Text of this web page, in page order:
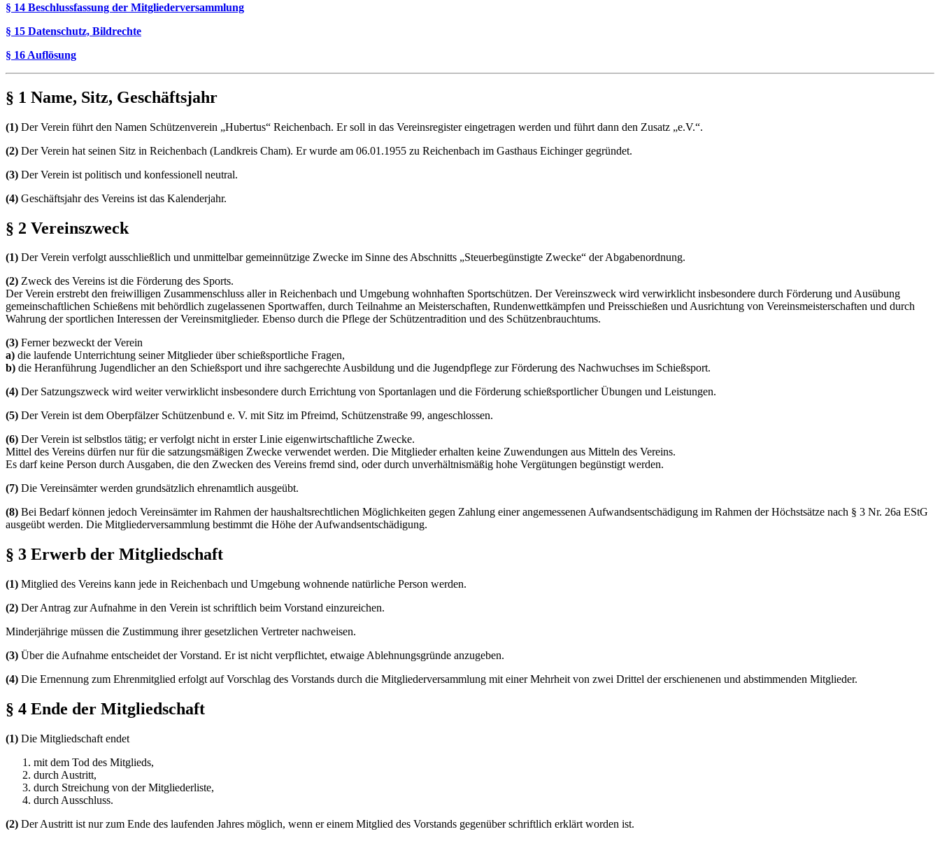
§ 14 Beschlussfassung der Mitgliederversammlung
§ 15 Datenschutz, Bildrechte
§ 16 Auflösung
§ 1 Name, Sitz, Geschäftsjahr
(1) Der Verein führt den Namen Schützenverein „Hubertus“ Reichenbach. Er soll in das Vereinsregister eingetragen werden und führt dann den Zusatz „e.V.“.
(2) Der Verein hat seinen Sitz in Reichenbach (Landkreis Cham). Er wurde am 06.01.1955 zu Reichenbach im Gasthaus Eichinger gegründet.
(3) Der Verein ist politisch und konfessionell neutral.
(4) Geschäftsjahr des Vereins ist das Kalenderjahr.
§ 2 Vereinszweck
(1) Der Verein verfolgt ausschließlich und unmittelbar gemeinnützige Zwecke im Sinne des Abschnitts „Steuerbegünstigte Zwecke“ der Abgabenordnung.
(2) Zweck des Vereins ist die Förderung des Sports.
Der Verein erstrebt den freiwilligen Zusammenschluss aller in Reichenbach und Umgebung wohnhaften Sportschützen. Der Vereinszweck wird verwirklicht insbesondere durch Förderung und Ausübung
gemeinschaftlichen Schießens mit behördlich zugelassenen Sportwaffen, durch Teilnahme an Meisterschaften, Rundenwettkämpfen und Preisschießen und Ausrichtung von Vereinsmeisterschaften und durch
Wahrung der sportlichen Interessen der Vereinsmitglieder. Ebenso durch die Pflege der Schützentradition und des Schützenbrauchtums.
(3) Ferner bezweckt der Verein
a) die laufende Unterrichtung seiner Mitglieder über schießsportliche Fragen,
b) die Heranführung Jugendlicher an den Schießsport und ihre sachgerechte Ausbildung und die Jugendpflege zur Förderung des Nachwuchses im Schießsport.
(4) Der Satzungszweck wird weiter verwirklicht insbesondere durch Errichtung von Sportanlagen und die Förderung schießsportlicher Übungen und Leistungen.
(5) Der Verein ist dem Oberpfälzer Schützenbund e. V. mit Sitz im Pfreimd, Schützenstraße 99, angeschlossen.
(6) Der Verein ist selbstlos tätig; er verfolgt nicht in erster Linie eigenwirtschaftliche Zwecke.
Mittel des Vereins dürfen nur für die satzungsmäßigen Zwecke verwendet werden. Die Mitglieder erhalten keine Zuwendungen aus Mitteln des Vereins.
Es darf keine Person durch Ausgaben, die den Zwecken des Vereins fremd sind, oder durch unverhältnismäßig hohe Vergütungen begünstigt werden.
(7) Die Vereinsämter werden grundsätzlich ehrenamtlich ausgeübt.
(8) Bei Bedarf können jedoch Vereinsämter im Rahmen der haushaltsrechtlichen Möglichkeiten gegen Zahlung einer angemessenen Aufwandsentschädigung im Rahmen der Höchstsätze nach § 3 Nr. 26a EStG
ausgeübt werden. Die Mitgliederversammlung bestimmt die Höhe der Aufwandsentschädigung.
§ 3 Erwerb der Mitgliedschaft
(1) Mitglied des Vereins kann jede in Reichenbach und Umgebung wohnende natürliche Person werden.
(2) Der Antrag zur Aufnahme in den Verein ist schriftlich beim Vorstand einzureichen.
Minderjährige müssen die Zustimmung ihrer gesetzlichen Vertreter nachweisen.
(3) Über die Aufnahme entscheidet der Vorstand. Er ist nicht verpflichtet, etwaige Ablehnungsgründe anzugeben.
(4) Die Ernennung zum Ehrenmitglied erfolgt auf Vorschlag des Vorstands durch die Mitgliederversammlung mit einer Mehrheit von zwei Drittel der erschienenen und abstimmenden Mitglieder.
§ 4 Ende der Mitgliedschaft
(1) Die Mitgliedschaft endet
mit dem Tod des Mitglieds,
durch Austritt,
durch Streichung von der Mitgliederliste,
durch Ausschluss.
(2) Der Austritt ist nur zum Ende des laufenden Jahres möglich, wenn er einem Mitglied des Vorstands gegenüber schriftlich erklärt worden ist.